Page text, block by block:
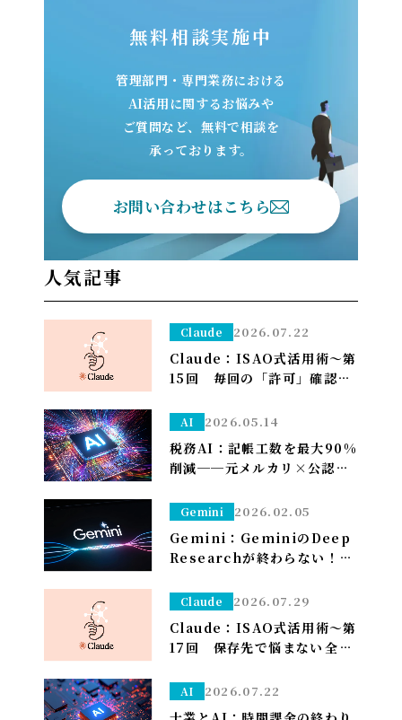
無料相談実施中
管理部門・専門業務における
AI活用に関するお悩みや
ご質問など、無料で相談を
承っております。
お問い合わせはこちら
人気記事
Claude 2026.07.22
Claude：ISAO式活用術～第
15回 毎回の「許可」確認が
は「常に許可」で流す（※管
AI 2026.05.14
税務AI：記帳工数を最大90%
削減──元メルカリ×公認会
Zeimee、半年後の本格投入
Gemini 2026.02.05
Gemini：GeminiのDeep
Researchが終わらない！？
た1つ」のこと
Claude 2026.07.29
Claude：ISAO式活用術～第
17回 保存先で悩まない――全部
して、仕分けはClaudeに任
せる～
AI 2026.07.22